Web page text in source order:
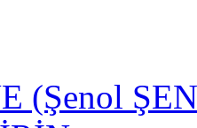
(Şenol